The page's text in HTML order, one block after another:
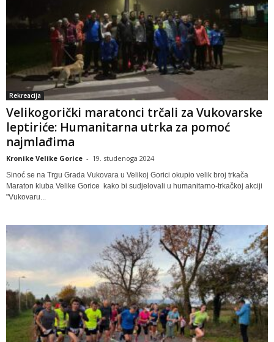
Rekreacija
Velikogorički maratonci trčali za Vukovarske
leptiriće: Humanitarna utrka za pomoć
najmlađima
Kronike Velike Gorice - 19. studenoga 2024
Sinoć se na Trgu Grada Vukovara u Velikoj Gorici okupio velik broj trkača
Maraton kluba Velike Gorice kako bi sudjelovali u humanitarno-trkačkoj akciji
"Vukovaru...